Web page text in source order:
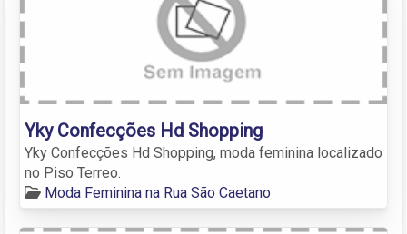
Yky Confecções Hd Shopping
Yky Confecções Hd Shopping, moda feminina localizado
no Piso Terreo.
Moda Feminina na Rua São Caetano